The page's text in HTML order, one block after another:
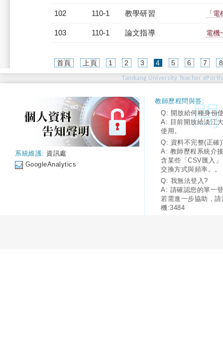
102 110-1 教學研習 「
103 110-1 論文指導 電機
首頁 上頁 1 2 3 4(current)
5 6 7 8
Tamkang University Teacher
系統維護: 資訊處
GoogleAnalytics
教師歷程問與答:
Q: 開放給何種身份
A: 目前開放給淡江
使用。
Q: 資料不完整(正確
A: 教師歷程系統介
含某些「CSV匯入
交換方式與頻率。。
Q: 我無法登入?
A: 請確認您的單一
若需進一步協助，
機:3484